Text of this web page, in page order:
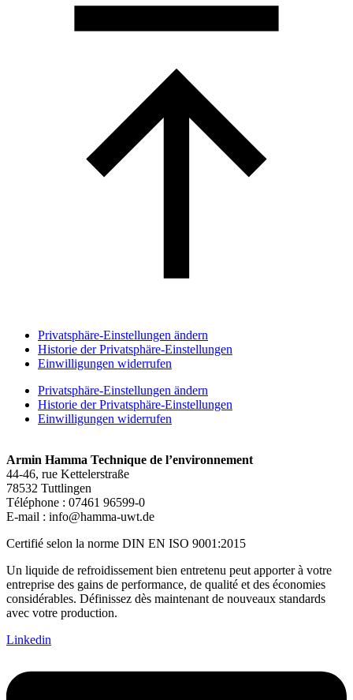
Privatsphäre-Einstellungen ändern
Historie der Privatsphäre-Einstellungen
Einwilligungen widerrufen
Privatsphäre-Einstellungen ändern
Historie der Privatsphäre-Einstellungen
Einwilligungen widerrufen
Armin Hamma Technique de l’environnement
44-46, rue Kettelerstraße
78532 Tuttlingen
Téléphone : 07461 96599-0
E-mail : info@hamma-uwt.de
Certifié selon la norme DIN EN ISO 9001:2015
Un liquide de refroidissement bien entretenu peut apporter à votre
entreprise des gains de performance, de qualité et des économies
considérables. Définissez dès maintenant de nouveaux standards
avec votre production.
Linkedin